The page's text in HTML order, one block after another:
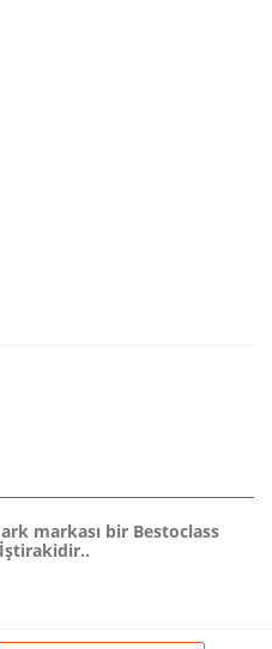
markası bir Bestoclass